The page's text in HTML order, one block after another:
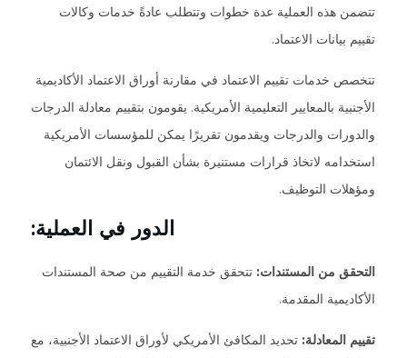
تتضمن هذه العملية عدة خطوات وتتطلب عادةً خدمات وكالات
تقييم بيانات الاعتماد.
تتخصص خدمات تقييم الاعتماد في مقارنة أوراق الاعتماد الأكاديمية
الأجنبية بالمعايير التعليمية الأمريكية. يقومون بتقييم معادلة الدرجات
والدورات والدرجات ويقدمون تقريرًا يمكن للمؤسسات الأمريكية
استخدامه لاتخاذ قرارات مستنيرة بشأن القبول ونقل الائتمان
ومؤهلات التوظيف.
الدور في العملية:
التحقق من المستندات: تتحقق خدمة التقييم من صحة المستندات
الأكاديمية المقدمة.
تقييم المعادلة: تحديد المكافئ الأمريكي لأوراق الاعتماد الأجنبية، مع